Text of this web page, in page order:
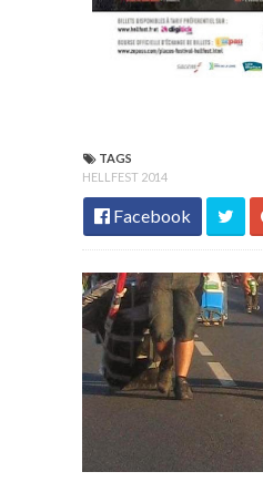
TAGS
HELLFEST 2014
Facebook